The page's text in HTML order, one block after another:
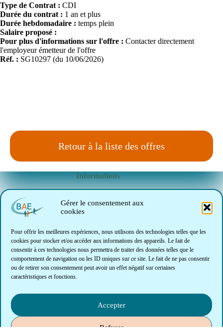
Gérer le consentement aux
cookies
Pour offrir les meilleures expériences, nous utilisons des technologies telles que les
cookies pour stocker et/ou accéder aux informations des appareils. Le fait de
consentir à ces technologies nous permettra de traiter des données telles que le
comportement de navigation ou les ID uniques sur ce site. Le fait de ne pas consentir
ou de retirer son consentement peut avoir un effet négatif sur certaines
caractéristiques et fonctions.
Accepter
Refuser
Type de Contrat : CDI
Durée du contrat : 1 an et plus
Durée hebdomadaire : temps plein
Salaire proposé :
Pour plus d'informations sur l'offre : Contacter directement
l'employeur émetteur de l'offre
Réf. : SG10297 (du 10/06/2026)
Retour à la liste des offres
Informations
INTRANET (Réservé BAE)
Notre association
L'équipe de BAE
Notre charte